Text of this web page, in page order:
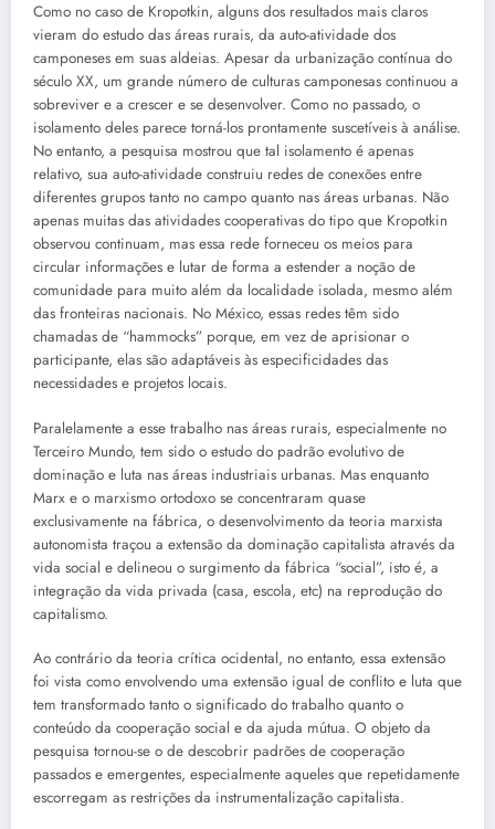
Como no caso de Kropotkin, alguns dos resultados mais claros
vieram do estudo das áreas rurais, da auto-atividade dos
camponeses em suas aldeias. Apesar da urbanização contínua do
século XX, um grande número de culturas camponesas continuou a
sobreviver e a crescer e se desenvolver. Como no passado, o
isolamento deles parece torná-los prontamente suscetíveis à análise.
No entanto, a pesquisa mostrou que tal isolamento é apenas
relativo, sua auto-atividade construiu redes de conexões entre
diferentes grupos tanto no campo quanto nas áreas urbanas. Não
apenas muitas das atividades cooperativas do tipo que Kropotkin
observou continuam, mas essa rede forneceu os meios para
circular informações e lutar de forma a estender a noção de
comunidade para muito além da localidade isolada, mesmo além
das fronteiras nacionais. No México, essas redes têm sido
chamadas de “hammocks” porque, em vez de aprisionar o
participante, elas são adaptáveis às especificidades das
necessidades e projetos locais.
Paralelamente a esse trabalho nas áreas rurais, especialmente no
Terceiro Mundo, tem sido o estudo do padrão evolutivo de
dominação e luta nas áreas industriais urbanas. Mas enquanto
Marx e o marxismo ortodoxo se concentraram quase
exclusivamente na fábrica, o desenvolvimento da teoria marxista
autonomista traçou a extensão da dominação capitalista através da
vida social e delineou o surgimento da fábrica “social”, isto é, a
integração da vida privada (casa, escola, etc) na reprodução do
capitalismo.
Ao contrário da teoria crítica ocidental, no entanto, essa extensão
foi vista como envolvendo uma extensão igual de conflito e luta que
tem transformado tanto o significado do trabalho quanto o
conteúdo da cooperação social e da ajuda mútua. O objeto da
pesquisa tornou-se o de descobrir padrões de cooperação
passados e emergentes, especialmente aqueles que repetidamente
escorregam as restrições da instrumentalização capitalista.